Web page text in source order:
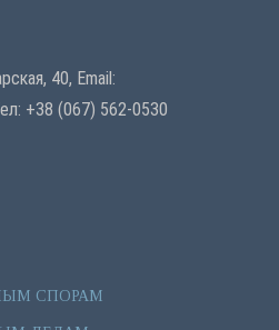
40, Email:
+38 (067) 562-0530
СПОРАМ